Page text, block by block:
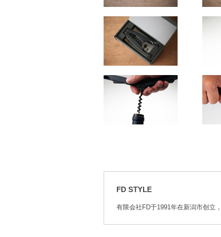
FD STYLE
有限会社FD于1991年在新潟市创立